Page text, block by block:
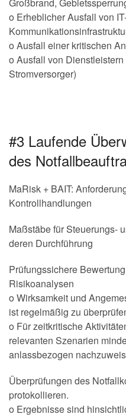
Großbrand,
o Erheblicher Ausfall von
o Ausfall einer kritischen
o Ausfall von Dienstleistern
Stromversorger)
#3 Laufende
des
MaRisk + BAIT:
Kontrollhandlungen
Maßstäbe für Steuerungs-
deren Durchführung
Prüfungssichere
Risikoanalysen
o Wirksamkeit und
ist regelmäßig zu
o Für zeitkritische
relevanten Szenarien
anlassbezogen
Überprüfungen des
protokollieren.
o Ergebnisse sind